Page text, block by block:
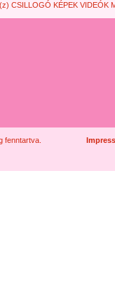
CSILLOGÓ KÉPEK VIDEÓK
fenntartva.